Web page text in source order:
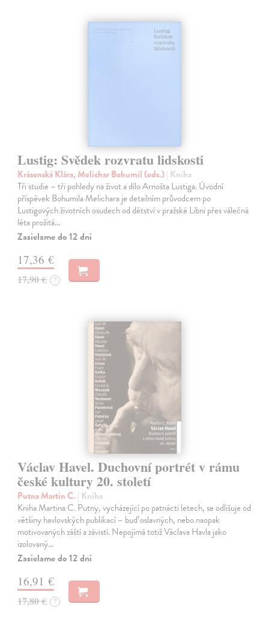
Lustig: Svědek rozvratu lidskosti
Krásenská Klára, Melichar Bohumil (eds.)| Kniha
Tři studie – tři pohledy na život a dílo Arnošta Lustiga. Úvodní
příspěvek Bohumila Melichara je detailním průvodcem po
Lustigových životních osudech od dětství v pražské Libni přes válečná
léta prožitá…
Zasielame do 12 dní
17,36 €
17,90 € ?
Václav Havel. Duchovní portrét v rámu
české kultury 20. století
Putna Martin C. | Kniha
Kniha Martina C. Putny, vycházející po patnácti letech, se odlišuje od
většiny havlovských publikací – buď oslavných, nebo naopak
motivovaných záští a závistí. Nepojímá totiž Václava Havla jako
izolovaný…
Zasielame do 12 dní
16,91 €
17,80 € ?